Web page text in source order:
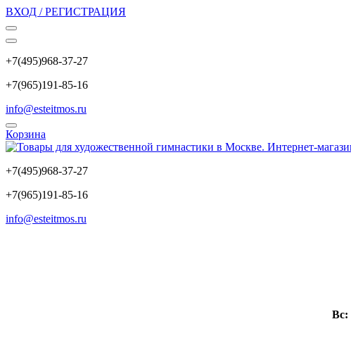
ВХОД / РЕГИСТРАЦИЯ
+7(495)968-37-27
+7(965)191-85-16
info@esteitmos.ru
Корзина
+7(495)968-37-27
+7(965)191-85-16
info@esteitmos.ru
Вс: